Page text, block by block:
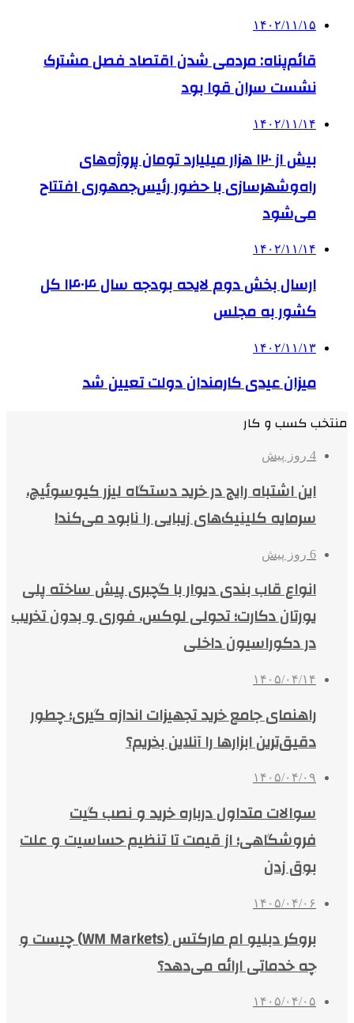
۱۴۰۲/۱۱/۱۵
قائم‌پناه: مردمی‌ شدن اقتصاد فصل مشترک
نشست سران قوا بود
۱۴۰۲/۱۱/۱۴
بیش از ۱۲۰ هزار میلیارد تومان پروژه‌های
راه‌وشهرسازی با حضور رئیس‌جمهوری افتتاح
می‌شود
۱۴۰۲/۱۱/۱۴
ارسال بخش دوم لایحه بودجه سال ۱۴۰۴ کل
کشور به مجلس
۱۴۰۲/۱۱/۱۳
میزان عیدی کارمندان دولت تعیین شد
منتخب کسب و کار
4 روز پیش
این اشتباه رایج در خرید دستگاه لیزر کیوسوئیچ،
سرمایه کلینیک‌های زیبایی را نابود می‌کند!
6 روز پیش
انواع قاب بندی دیوار با گچبری پیش ساخته پلی
یورتان دکارت؛ تحولی لوکس، فوری و بدون تخریب
در دکوراسیون داخلی
۱۴۰۵/۰۴/۱۴
راهنمای جامع خرید تجهیزات اندازه گیری؛ چطور
دقیق‌ترین ابزارها را آنلاین بخریم؟
۱۴۰۵/۰۴/۰۹
سوالات متداول درباره خرید و نصب گیت
فروشگاهی؛ از قیمت تا تنظیم حساسیت و علت
بوق زدن
۱۴۰۵/۰۴/۰۶
بروکر دبلیو ام مارکتس (WM Markets) چیست و
چه خدماتی ارائه می‌دهد؟
۱۴۰۵/۰۴/۰۵